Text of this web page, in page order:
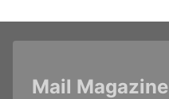
Mail Magazine